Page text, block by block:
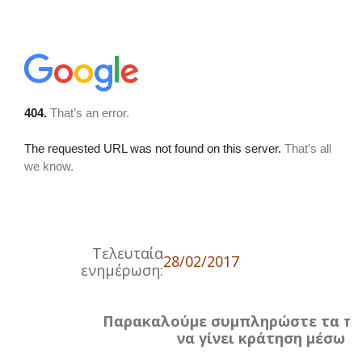
Τελευταία
ενημέρωση:28/02/2017
Παρακαλούμε συμπληρώστε τα
να γίνει κράτηση μέσω